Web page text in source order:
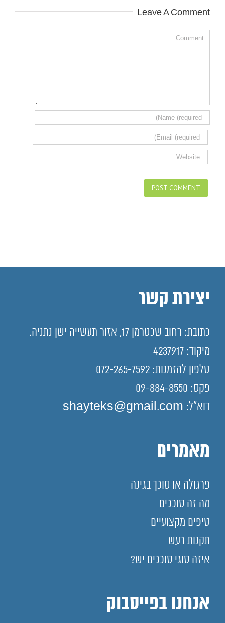
Leave A Comment
Comment
יצירת קשר
כתובת: רחוב שכטרמן 17, אזור תעשייה ישן נתניה.
מיקוד: 4237917
טלפון להזמנות: 072-265-7592
פקס: 09-884-8550
דוא"ל: shayteks@gmail.com
מאמרים
פרגולה או סוכך בגינה
מה זה סוככים
טיפים מקצועיים
תקנות רעש
איזה סוגי סוככים יש?
אנחנו בפייסבוק